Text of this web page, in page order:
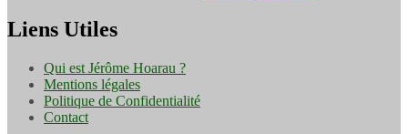
Liens Utiles
Qui est Jérôme Hoarau ?
Mentions légales
Politique de Confidentialité
Contact